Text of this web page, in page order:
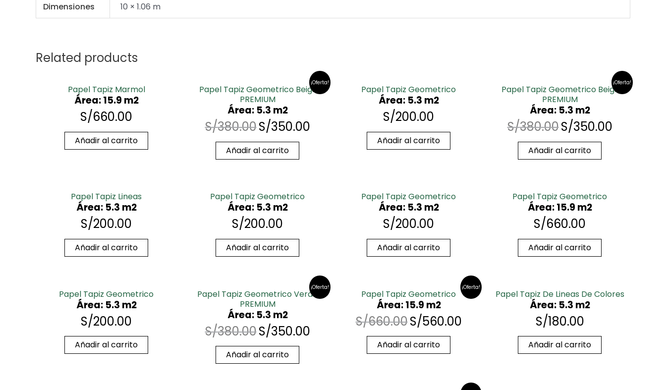
Dimensiones 10 × 1.06 m
Related products
Papel Tapiz Marmol
Área: 15.9 m2
S/660.00
Añadir al carrito
¡Oferta!
Papel Tapiz Geometrico Beigs
PREMIUM
Área: 5.3 m2
S/380.00S/350.00
Añadir al carrito
Papel Tapiz Geometrico
Área: 5.3 m2
S/200.00
Añadir al carrito
¡Oferta!
Papel Tapiz Geometrico Beigs
PREMIUM
Área: 5.3 m2
S/380.00S/350.00
Añadir al carrito
Papel Tapiz Lineas
Área: 5.3 m2
S/200.00
Añadir al carrito
Papel Tapiz Geometrico
Área: 5.3 m2
S/200.00
Añadir al carrito
Papel Tapiz Geometrico
Área: 5.3 m2
S/200.00
Añadir al carrito
Papel Tapiz Geometrico
Área: 15.9 m2
S/660.00
Añadir al carrito
Papel Tapiz Geometrico
Área: 5.3 m2
S/200.00
Añadir al carrito
¡Oferta!
Papel Tapiz Geometrico Verde
PREMIUM
Área: 5.3 m2
S/380.00S/350.00
Añadir al carrito
¡Oferta!
Papel Tapiz Geometrico
Área: 15.9 m2
S/660.00S/560.00
Añadir al carrito
Papel Tapiz De Lineas De Colores
Área: 5.3 m2
S/180.00
Añadir al carrito